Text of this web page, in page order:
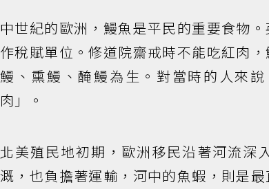
中世紀的歐洲，鰻魚是平民的重要食物
作稅賦單位。修道院齋戒時不能吃紅肉
鰻、熏鰻、醃鰻為生。對當時的人來
肉」。
北美殖民地初期，歐洲移民沿著河流深
溉，也負擔著運輸，河中的魚蝦，則是